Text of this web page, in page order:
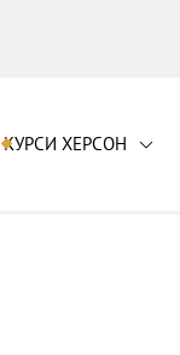
КУРСИ ХЕРСОН